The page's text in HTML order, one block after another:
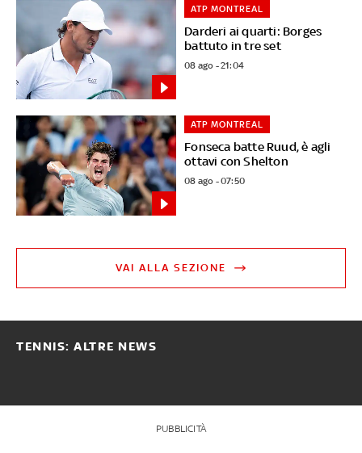
Darderi ai quarti: Borges
battuto in tre set
ATP MONTREAL
08 ago - 21:04
Fonseca batte Ruud, è agli
ottavi con Shelton
ATP MONTREAL
08 ago - 07:50
VAI ALLA SEZIONE
TENNIS: ALTRE NEWS
PUBBLICITÀ